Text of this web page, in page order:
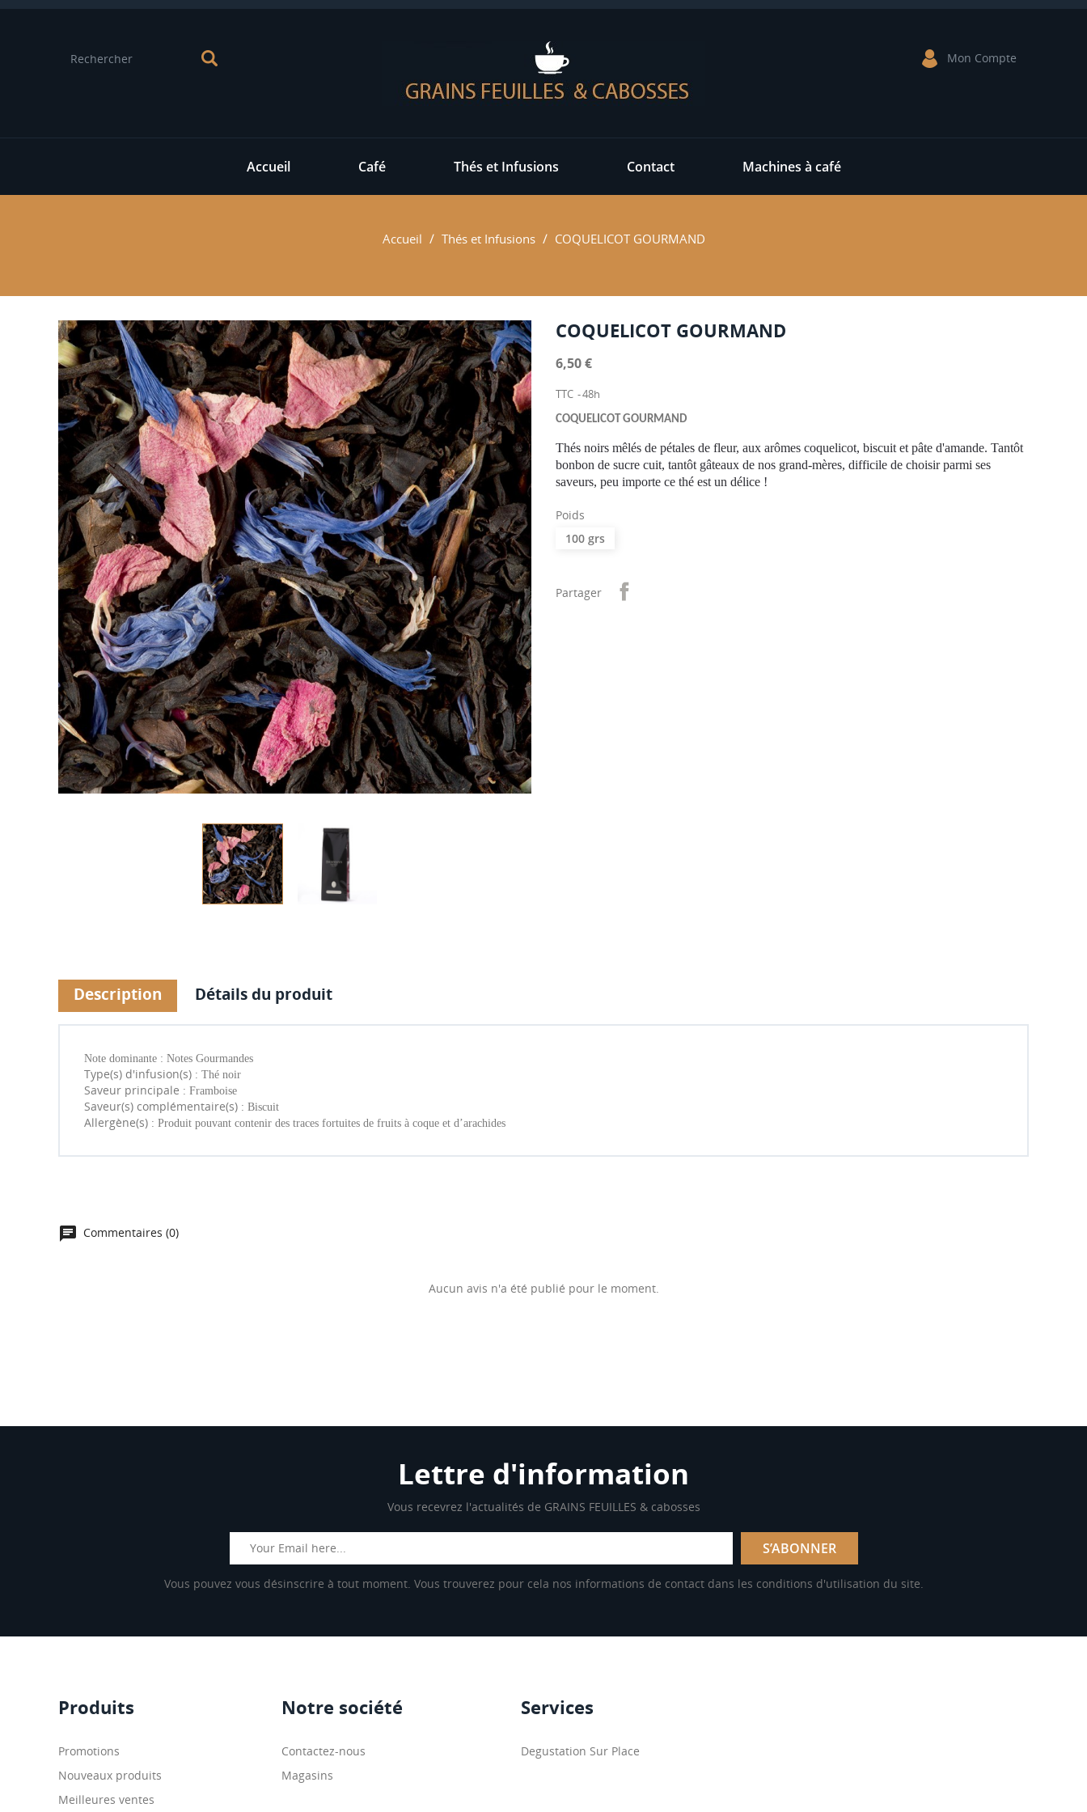
Mon Compte
Accueil Café Thés et Infusions Contact Machines à café
Accueil Thés et Infusions COQUELICOT GOURMAND
COQUELICOT GOURMAND
6,50 €
TTC 48h
COQUELICOT GOURMAND
Thés noirs mêlés de pétales de fleur, aux arômes coquelicot, biscuit et pâte d'amande. Tantôt
bonbon de sucre cuit, tantôt gâteaux de nos grand-mères, difficile de choisir parmi ses
saveurs, peu importe ce thé est un délice !
Poids
100 grs
Partager
Description Détails du produit
Note dominante : Notes Gourmandes
Type(s) d'infusion(s) : Thé noir
Saveur principale : Framboise
Saveur(s) complémentaire(s) : Biscuit
Allergène(s) : Produit pouvant contenir des traces fortuites de fruits à coque et d’arachides
chat Commentaires (0)
Aucun avis n'a été publié pour le moment.
Lettre d'information
Vous recevrez l'actualités de GRAINS FEUILLES & cabosses
Vous pouvez vous désinscrire à tout moment. Vous trouverez pour cela nos informations de contact dans les conditions d'utilisation du site.
Produits
Promotions
Nouveaux produits
Meilleures ventes
Notre société
Contactez-nous
Magasins
Services
Degustation Sur Place